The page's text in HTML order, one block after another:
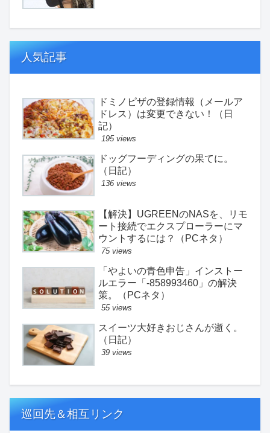
人気記事
ドミノピザの登録情報（メールア
ドレス）は変更できない！（日
記）
195 views
ドッグフーディングの果てに。
（日記）
136 views
【解決】UGREENのNASを、リモ
ート接続でエクスプローラーにマ
ウントするには？（PCネタ）
75 views
「やよいの青色申告」インストー
ルエラー「-858993460」の解決
策。（PCネタ）
55 views
スイーツ大好きおじさんが逝く。
（日記）
39 views
巡回先＆相互リンク